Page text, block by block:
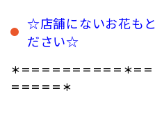
☆店舗にないお花も
ださい☆
＊＝＝＝＝＝＝＝＝＝＝＊＝
＝＝＝＝＝＊